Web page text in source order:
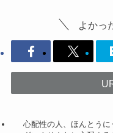
よかっ
心配性の人、ほんとうに